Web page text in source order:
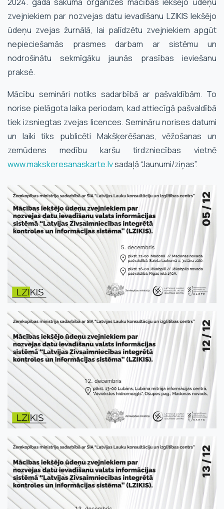
zvejniekiem par nozvejas datu ievadīšanu LZIKIS Iekšējo
ūdeņu zvejas žurnālā, lai palīdzētu zvejniekiem apgūt
nepieciešamās prasmes darbam ar sistēmu un
nodrošinātu sekmīgāku jaunās prasības ieviešanu
praksē.
Mācību semināri notiks sadarbībā ar pašvaldībām. To
norise pielāgota laika periodam, kad attiecīgā pašvaldībā
tiek izsniegtas zvejas licences. Semināru norises datumi
un laiki tiks publicēti Makšķerēšanas, vēžošanas un
zemūdens medību karšu tirdzniecības vietnē
www.makskeresanaskarte.lvsadaļā “Jaunumi/ziņas”.